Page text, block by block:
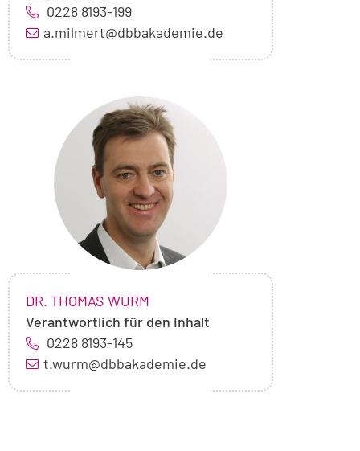
0228 8193-199
a.milmert@dbbakademie.de
Foto
von
Dr.
Thomas
Wurm
NAME:
DR. THOMAS WURM
Verantwortlich für den Inhalt
0228 8193-145
t.wurm@dbbakademie.de